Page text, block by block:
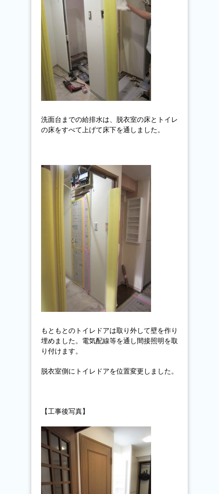
洗面台までの給排水は、脱衣室の床とトイレ
の床をすべて上げて床下を通しました。
もともとのトイレドアは取り外して壁を作り
埋めました。電気配線等を通し間接照明を取
り付けます。
脱衣室側にトイレドアを位置変更しました。
【工事後写真】